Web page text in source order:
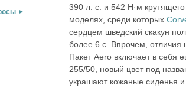
390 л. с. и 542 Н·м
моделях, среди которых
сердцем шведский скакун
более 6 с. Впрочем, отличия
Пакет Aero включает в себя
255/50, новый цвет под
украшают кожаные сиденья